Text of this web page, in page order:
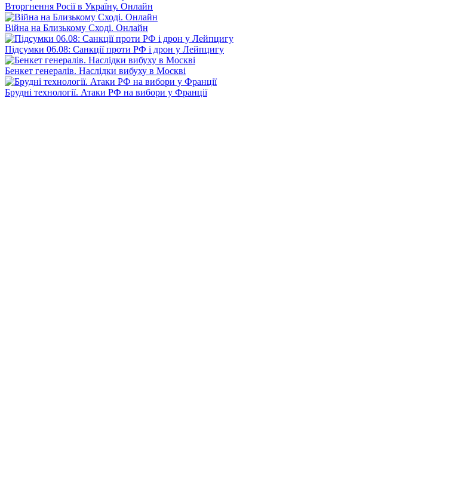
Вторгнення Росії в Україну. Онлайн
Війна на Близькому Сході. Онлайн
Підсумки 06.08: Санкції проти РФ і дрон у Лейпцигу
Бенкет генералів. Наслідки вибуху в Москві
Брудні технології. Атаки РФ на вибори у Франції